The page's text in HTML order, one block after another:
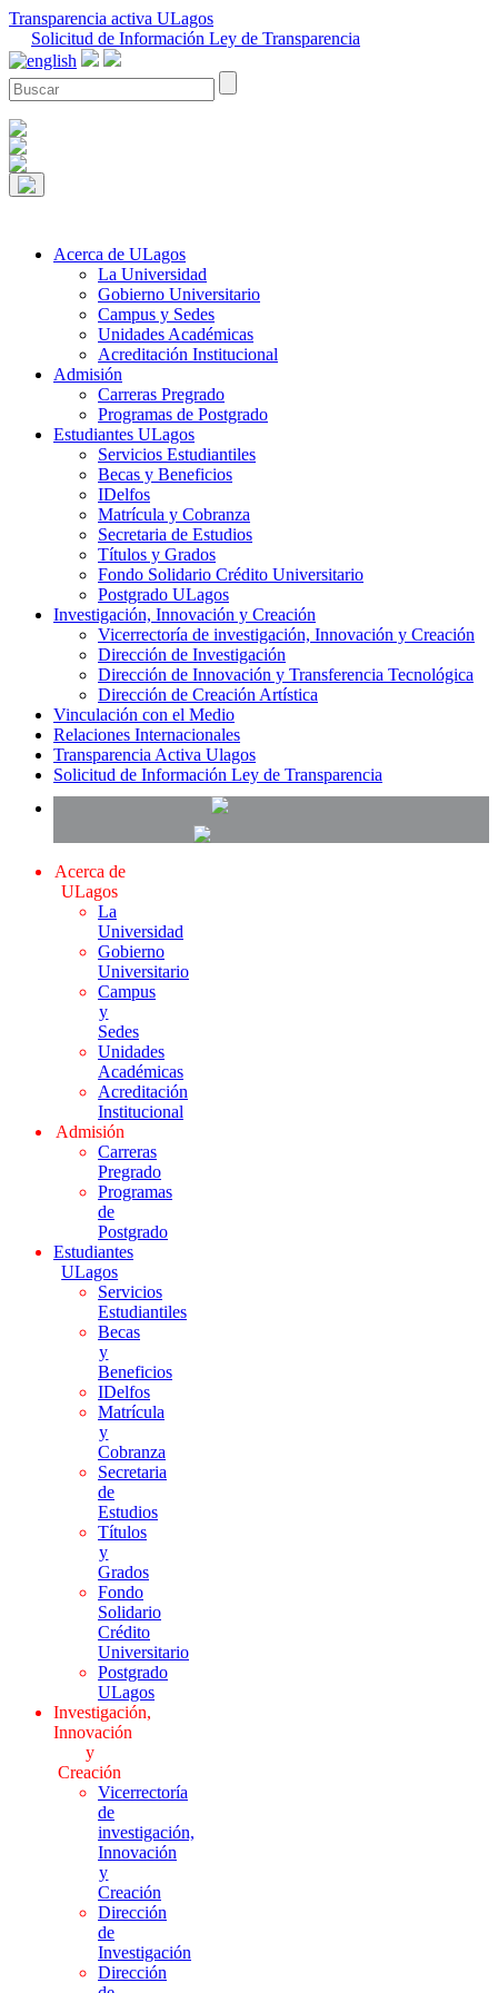
Transparencia activa ULagos
Solicitud de Información Ley de Transparencia
Acerca de ULagos
La Universidad
Gobierno Universitario
Campus y Sedes
Unidades Académicas
Acreditación Institucional
Admisión
Carreras Pregrado
Programas de Postgrado
Estudiantes ULagos
Servicios Estudiantiles
Becas y Beneficios
IDelfos
Matrícula y Cobranza
Secretaria de Estudios
Títulos y Grados
Fondo Solidario Crédito Universitario
Postgrado ULagos
Investigación, Innovación y Creación
Vicerrectoría de investigación, Innovación y Creación
Dirección de Investigación
Dirección de Innovación y Transferencia Tecnológica
Dirección de Creación Artística
Vinculación con el Medio
Relaciones Internacionales
Transparencia Activa Ulagos
Solicitud de Información Ley de Transparencia
Acerca de
ULagos
La
Universidad
Gobierno
Universitario
Campus
y
Sedes
Unidades
Académicas
Acreditación
Institucional
Admisión
Carreras
Pregrado
Programas
de
Postgrado
Estudiantes
ULagos
Servicios
Estudiantiles
Becas
y
Beneficios
IDelfos
Matrícula
y
Cobranza
Secretaria
de
Estudios
Títulos
y
Grados
Fondo
Solidario
Crédito
Universitario
Postgrado
ULagos
Investigación,
Innovación
y
Creación
Vicerrectoría
de
investigación,
Innovación
y
Creación
Dirección
de
Investigación
Dirección